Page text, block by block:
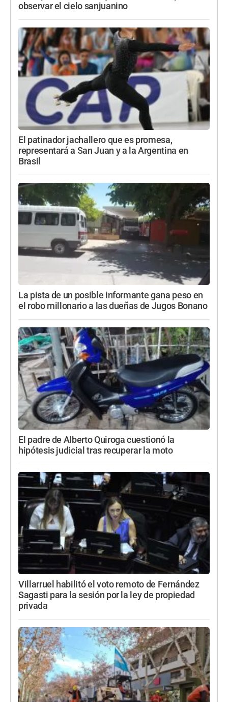
observar el cielo sanjuanino
El patinador jachallero que es promesa,
representará a San Juan y a la Argentina en
Brasil
La pista de un posible informante gana peso en
el robo millonario a las dueñas de Jugos Bonano
El padre de Alberto Quiroga cuestionó la
hipótesis judicial tras recuperar la moto
Villarruel habilitó el voto remoto de Fernández
Sagasti para la sesión por la ley de propiedad
privada